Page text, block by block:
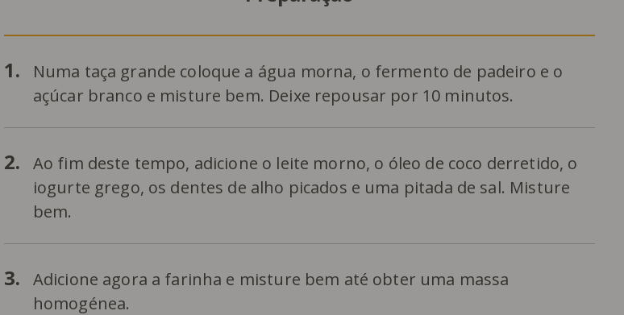
1.
Numa taça grande coloque a água morna, o fermento de padeiro e o
açúcar branco e misture bem. Deixe repousar por 10 minutos.
2.
Ao fim deste tempo, adicione o leite morno, o óleo de coco derretido, o
iogurte grego, os dentes de alho picados e uma pitada de sal. Misture
bem.
3.
Adicione agora a farinha e misture bem até obter uma massa
homogénea.